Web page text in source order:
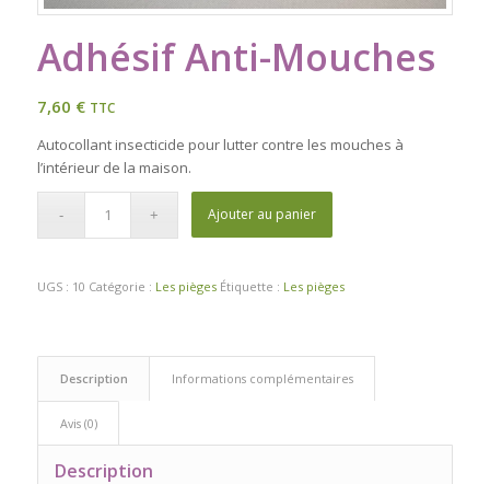
Adhésif Anti-Mouches
7,60 € TTC
Autocollant insecticide pour lutter contre les mouches à
l’intérieur de la maison.
Ajouter au panier
UGS : 10 Catégorie : Les pièges Étiquette : Les pièges
Description Informations complémentaires
Avis (0)
Description